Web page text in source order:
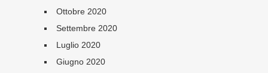
Ottobre 2020
Settembre 2020
Luglio 2020
Giugno 2020